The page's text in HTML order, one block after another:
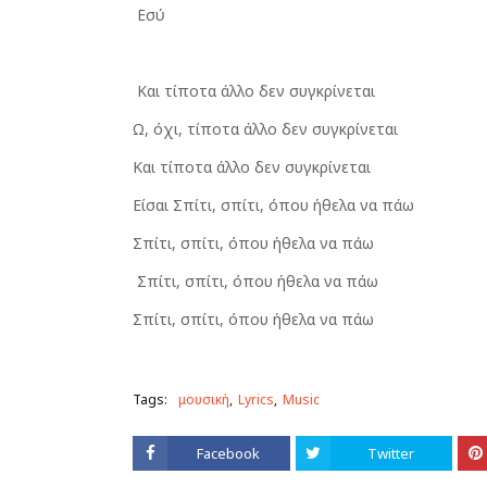
Εσύ
Και τίποτα άλλο δεν συγκρίνεται
Ω, όχι, τίποτα άλλο δεν συγκρίνεται
Και τίποτα άλλο δεν συγκρίνεται
Είσαι Σπίτι, σπίτι, όπου ήθελα να πάω
Σπίτι, σπίτι, όπου ήθελα να πάω
Σπίτι, σπίτι, όπου ήθελα να πάω
Σπίτι, σπίτι, όπου ήθελα να πάω
Tags: μουσική Lyrics Music
Facebook Twitter